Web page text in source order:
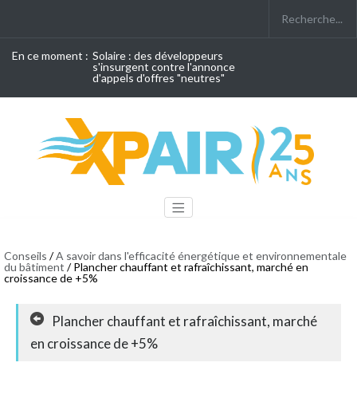
En ce moment : Solaire : des développeurs
s'insurgent contre l'annonce
d'appels d'offres "neutres"
Conseils /A savoir dans l'efficacité énergétique et environnementale
du bâtiment / Plancher chauffant et rafraîchissant, marché en
croissance de +5%
Plancher chauffant et rafraîchissant, marché
en croissance de +5%